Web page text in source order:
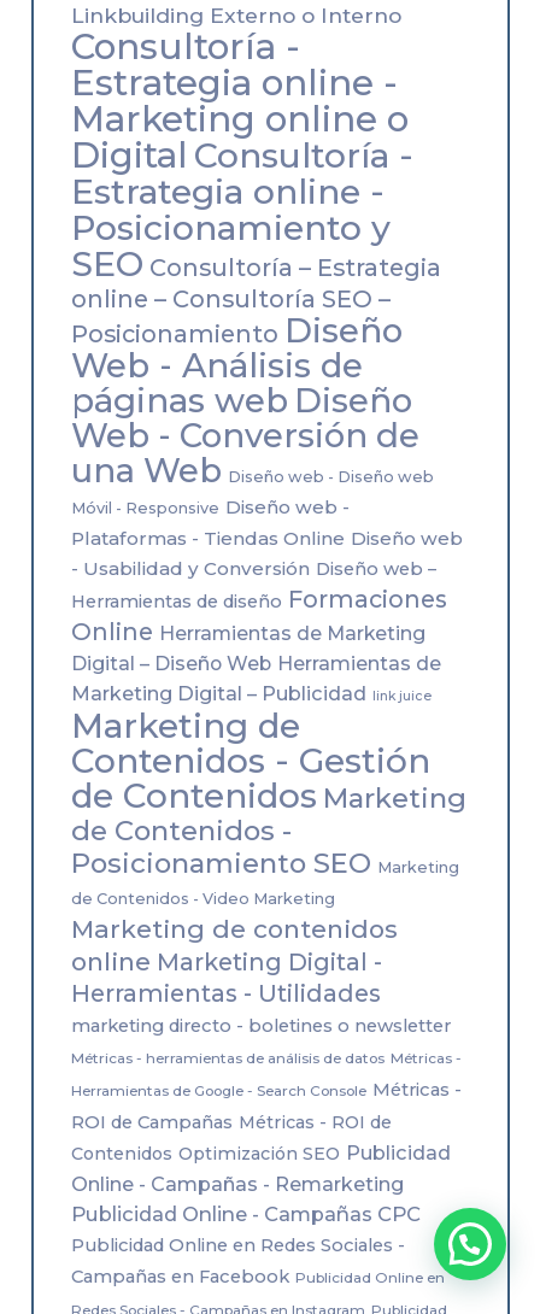
Linkbuilding Externo o Interno
Consultoría -
Estrategia online -
Marketing online o
Digital Consultoría -
Estrategia online -
Posicionamiento y
SEO Consultoría – Estrategia
online – Consultoría SEO –
Posicionamiento Diseño
Web - Análisis de
páginas web Diseño
Web - Conversión de
una Web Diseño web - Diseño web
Móvil - Responsive Diseño web -
Plataformas - Tiendas Online Diseño web
- Usabilidad y Conversión Diseño web –
Herramientas de diseño Formaciones
Online Herramientas de Marketing
Digital – Diseño Web Herramientas de
Marketing Digital – Publicidad link juice
Marketing de
Contenidos - Gestión
de Contenidos Marketing
de Contenidos -
Posicionamiento SEO Marketing
de Contenidos - Video Marketing
Marketing de contenidos
online Marketing Digital -
Herramientas - Utilidades
marketing directo - boletines o newsletter
Métricas - herramientas de análisis de datos Métricas -
Herramientas de Google - Search Console Métricas -
ROI de Campañas Métricas - ROI de
Contenidos Optimización SEO Publicidad
Online - Campañas - Remarketing
Publicidad Online - Campañas CPC
Publicidad Online en Redes Sociales -
Campañas en Facebook Publicidad Online en
Redes Sociales - Campañas en Instagram Publicidad